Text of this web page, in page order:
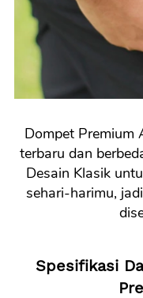
Dompet Premium
terbaru dan
Desain Klasik
sehari-harimu,
Spesifikasi